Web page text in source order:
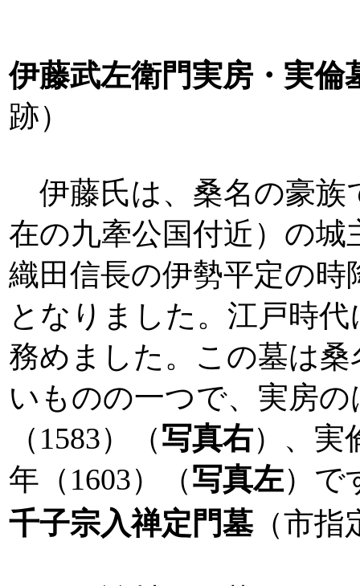
伊藤武左衛門実房・実倫
跡）
伊藤氏は、桑名の豪族
在の九牽公国付近）の城
織田信長の伊勢平定の時
となりました。江戸時
務めました。この墓は
いものの一つで、実房の
（1583）（写真右）、実
年（1603）（写真左）で
千子宗入禅定門墓（市指